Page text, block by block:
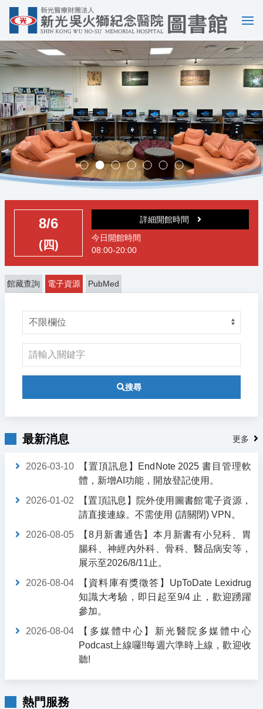
選
多媒體中心，歡迎預約。
實證醫學競賽成果
8/6
(四)
詳細開館時間
今日開館時間
08:00-20:00
館藏查詢 電子資源 PubMed
搜尋
最新消息 更多
2026-03-10
【置頂訊息】EndNote 2025 書目管理軟
體，新增AI功能，開放登記使用。
2026-01-02
【置頂訊息】院外使用圖書館電子資源，
請直接連線。不需使用 (請關閉) VPN。
2026-08-05
【8月新書通告】本月新書有小兒科、胃
腸科、神經內外科、骨科、醫品病安等，
展示至2026/8/11止。
2026-08-04
【資料庫有獎徵答】UpToDate Lexidrug
知識大考驗，即日起至9/4 止，歡迎踴躍
參加。
2026-08-04
【多媒體中心】新光醫院多媒體中心
Podcast上線囉!!每週六準時上線，歡迎收
聽!
熱門服務